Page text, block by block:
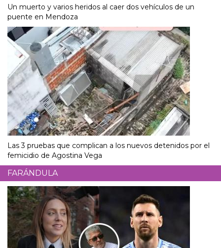
Un muerto y varios heridos al caer dos vehículos de un
puente en Mendoza
Las 3 pruebas que complican a los nuevos detenidos por el
femicidio de Agostina Vega
FARÁNDULA